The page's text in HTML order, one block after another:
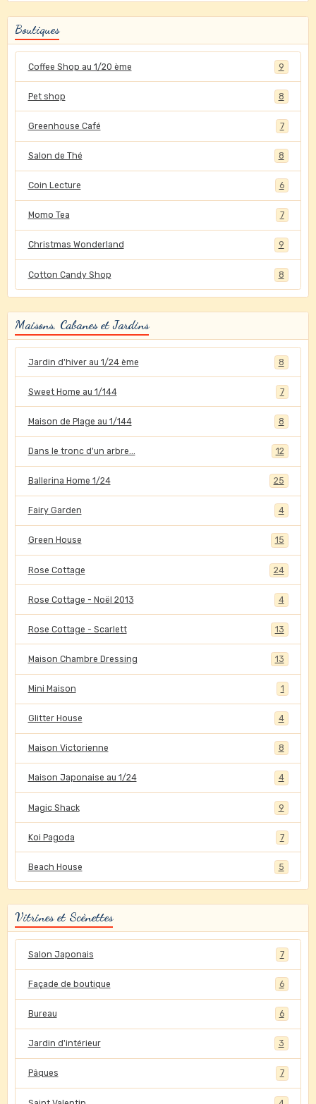
Boutiques
Coffee Shop au 1/20 ème 9
Pet shop 8
Greenhouse Café 7
Salon de Thé 8
Coin Lecture 6
Momo Tea 7
Christmas Wonderland 9
Cotton Candy Shop 8
Maisons, Cabanes et Jardins
Jardin d'hiver au 1/24 ème 8
Sweet Home au 1/144 7
Maison de Plage au 1/144 8
Dans le tronc d'un arbre... 12
Ballerina Home 1/24 25
Fairy Garden 4
Green House 15
Rose Cottage 24
Rose Cottage - Noël 2013 4
Rose Cottage - Scarlett 13
Maison Chambre Dressing 13
Mini Maison 1
Glitter House 4
Maison Victorienne 8
Maison Japonaise au 1/24 4
Magic Shack 9
Koi Pagoda 7
Beach House 5
Vitrines et Scènettes
Salon Japonais 7
Façade de boutique 6
Bureau 6
Jardin d'intérieur 3
Pâques 7